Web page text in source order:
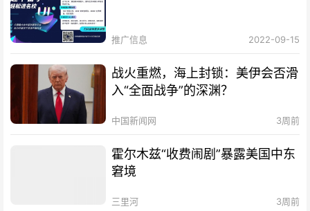
推广信息 2022-09-15
战火重燃，海上封锁：美伊会否滑
入“全面战争”的深渊？
中国新闻网 3周前
霍尔木兹“收费闹剧”暴露美国中东
窘境
三里河 3周前